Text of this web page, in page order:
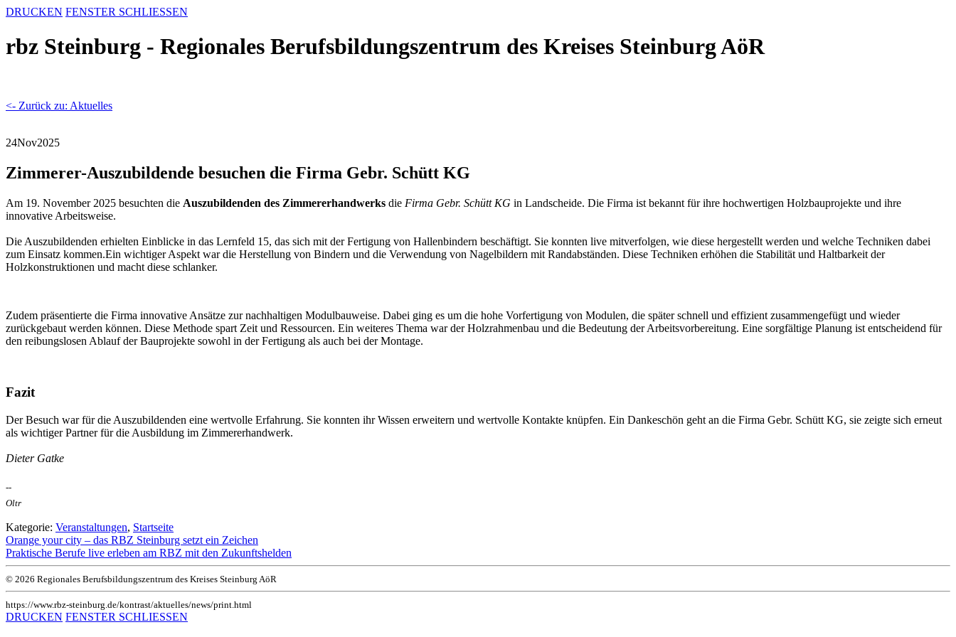
DRUCKEN FENSTER SCHLIESSEN
rbz Steinburg - Regionales Berufsbildungszentrum des Kreises Steinburg AöR
<- Zurück zu: Aktuelles
24Nov2025
Zimmerer-Auszubildende besuchen die Firma Gebr. Schütt KG
Am 19. November 2025 besuchten die Auszubildenden des Zimmererhandwerks die Firma Gebr. Schütt KG in Landscheide. Die Firma ist bekannt für ihre hochwertigen Holzbauprojekte und ihre
innovative Arbeitsweise.
Die Auszubildenden erhielten Einblicke in das Lernfeld 15, das sich mit der Fertigung von Hallenbindern beschäftigt. Sie konnten live mitverfolgen, wie diese hergestellt werden und welche Techniken dabei
zum Einsatz kommen.Ein wichtiger Aspekt war die Herstellung von Bindern und die Verwendung von Nagelbildern mit Randabständen. Diese Techniken erhöhen die Stabilität und Haltbarkeit der
Holzkonstruktionen und macht diese schlanker.
Zudem präsentierte die Firma innovative Ansätze zur nachhaltigen Modulbauweise. Dabei ging es um die hohe Vorfertigung von Modulen, die später schnell und effizient zusammengefügt und wieder
zurückgebaut werden können. Diese Methode spart Zeit und Ressourcen. Ein weiteres Thema war der Holzrahmenbau und die Bedeutung der Arbeitsvorbereitung. Eine sorgfältige Planung ist entscheidend für
den reibungslosen Ablauf der Bauprojekte sowohl in der Fertigung als auch bei der Montage.
Fazit
Der Besuch war für die Auszubildenden eine wertvolle Erfahrung. Sie konnten ihr Wissen erweitern und wertvolle Kontakte knüpfen. Ein Dankeschön geht an die Firma Gebr. Schütt KG, sie zeigte sich erneut
als wichtiger Partner für die Ausbildung im Zimmererhandwerk.
Dieter Gatke
--
Oltr
Kategorie: Veranstaltungen, Startseite
Orange your city – das RBZ Steinburg setzt ein Zeichen
Praktische Berufe live erleben am RBZ mit den Zukunftshelden
© 2026 Regionales Berufsbildungszentrum des Kreises Steinburg AöR
https://www.rbz-steinburg.de/kontrast/aktuelles/news/print.html
DRUCKEN FENSTER SCHLIESSEN